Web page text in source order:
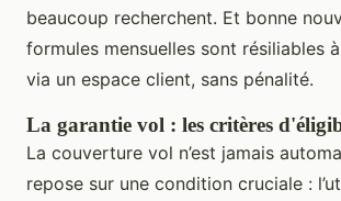
beaucoup recherchent. Et bonne
formules mensuelles sont résiliables
via un espace client, sans pénalité.
La garantie vol : les critères
La couverture vol n’est jamais
repose sur une condition cruciale :